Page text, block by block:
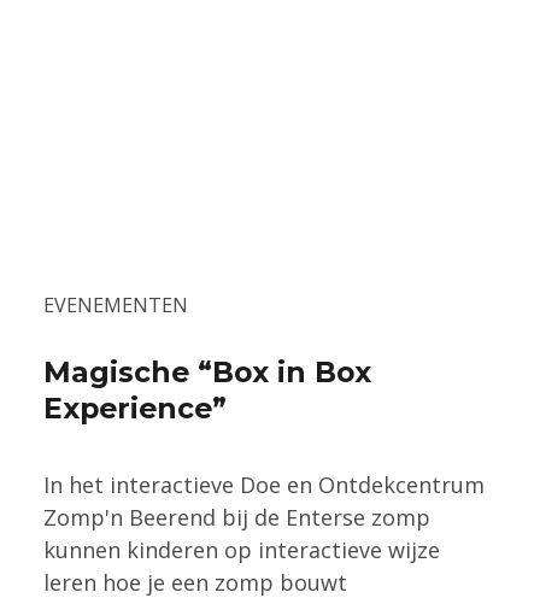
EVENEMENTEN
Magische “Box in Box
Experience”
In het interactieve Doe en Ontdekcentrum
Zomp'n Beerend bij de Enterse zomp
kunnen kinderen op interactieve wijze
leren hoe je een zomp bouwt